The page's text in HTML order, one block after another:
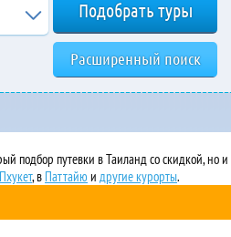
Расширенный поиск
подбор путевки в Таиланд со скидкой, но и
Пхукет, в Паттайюи другие курорты.